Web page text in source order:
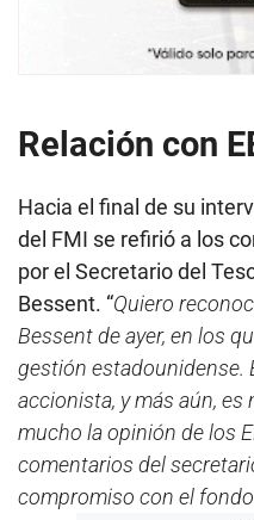
Relación con
Hacia el final de su
del FMI se refirió a los
por el Secretario del
Bessent. “Quiero
Bessent de ayer, en los
gestión estadounidense.
accionista, y más aún,
mucho la opinión de los
comentarios del
compromiso con el